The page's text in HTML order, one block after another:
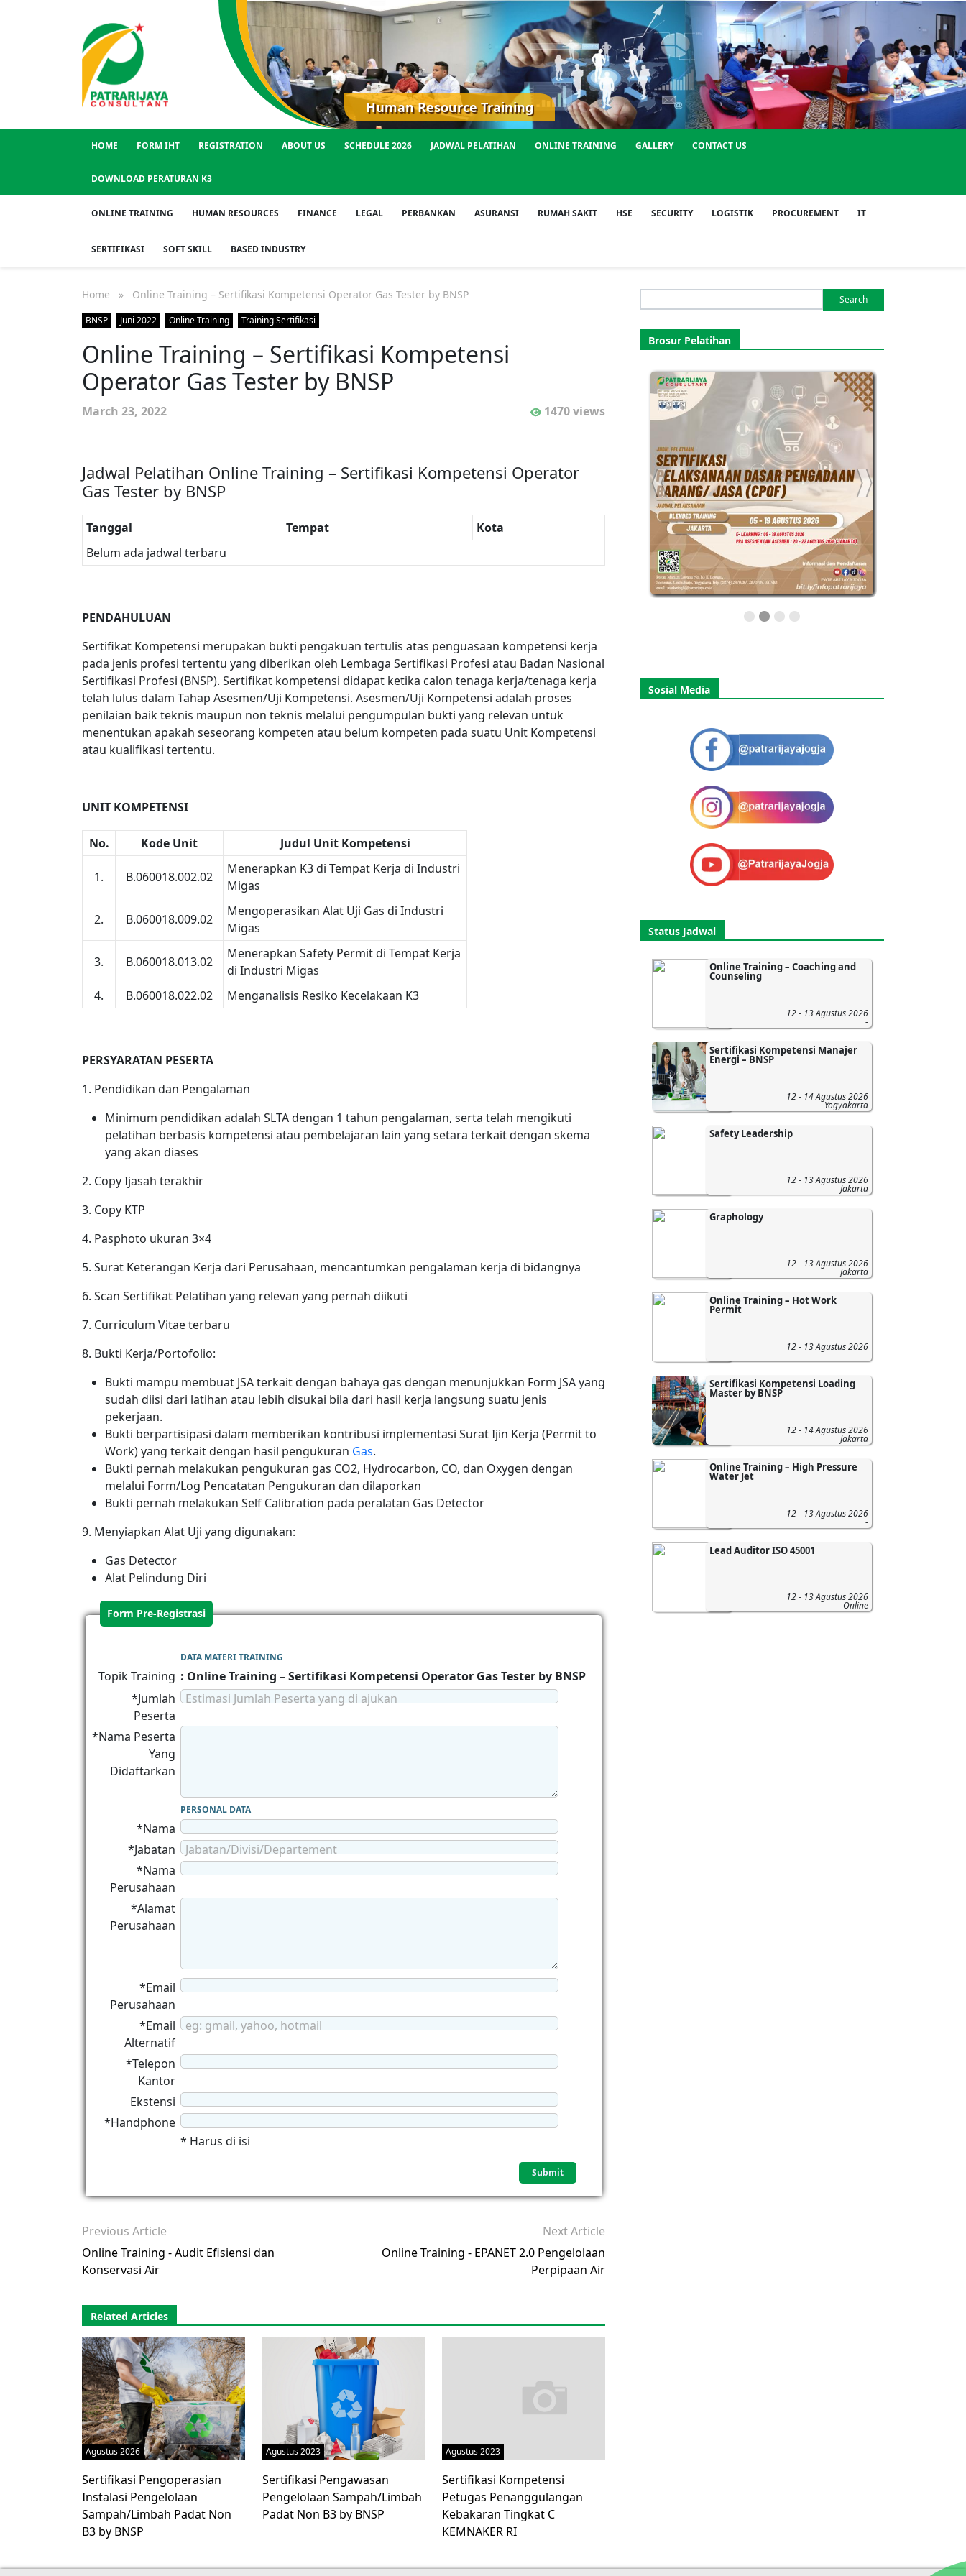
Human Resource Training
HOME FORM IHT REGISTRATION ABOUT US SCHEDULE 2026 JADWAL PELATIHAN ONLINE TRAINING GALLERY CONTACT US
DOWNLOAD PERATURAN K3
ONLINE TRAINING HUMAN RESOURCES FINANCE LEGAL PERBANKAN ASURANSI RUMAH SAKIT HSE SECURITY LOGISTIK PROCUREMENT IT
SERTIFIKASI SOFT SKILL BASED INDUSTRY
Home » Online Training – Sertifikasi Kompetensi Operator Gas Tester by BNSP
BNSP Juni 2022 Online Training Training Sertifikasi
Online Training – Sertifikasi Kompetensi
Operator Gas Tester by BNSP
March 23, 2022 1470 views
Jadwal Pelatihan Online Training – Sertifikasi Kompetensi Operator
Gas Tester by BNSP
Tanggal Tempat
Kota
Belum ada jadwal terbaru
PENDAHULUAN
Sertifikat Kompetensi merupakan bukti pengakuan tertulis atas penguasaan kompetensi kerja
pada jenis profesi tertentu yang diberikan oleh Lembaga Sertifikasi Profesi atau Badan Nasional
Sertifikasi Profesi (BNSP). Sertifikat kompetensi didapat ketika calon tenaga kerja/tenaga kerja
telah lulus dalam Tahap Asesmen/Uji Kompetensi. Asesmen/Uji Kompetensi adalah proses
penilaian baik teknis maupun non teknis melalui pengumpulan bukti yang relevan untuk
menentukan apakah seseorang kompeten atau belum kompeten pada suatu Unit Kompetensi
atau kualifikasi tertentu.
UNIT KOMPETENSI
No. Kode Unit Judul Unit Kompetensi
1. B.060018.002.02
Menerapkan K3 di Tempat Kerja di Industri
Migas
2. B.060018.009.02
Mengoperasikan Alat Uji Gas di Industri
Migas
3. B.060018.013.02
Menerapkan Safety Permit di Tempat Kerja
di Industri Migas
4.
B.060018.022.02 Menganalisis Resiko Kecelakaan K3
PERSYARATAN PESERTA
1. Pendidikan dan Pengalaman
Minimum pendidikan adalah SLTA dengan 1 tahun pengalaman, serta telah mengikuti
pelatihan berbasis kompetensi atau pembelajaran lain yang setara terkait dengan skema
yang akan diases
2. Copy Ijasah terakhir
3. Copy KTP
4. Pasphoto ukuran 3×4
5. Surat Keterangan Kerja dari Perusahaan, mencantumkan pengalaman kerja di bidangnya
6. Scan Sertifikat Pelatihan yang relevan yang pernah diikuti
7. Curriculum Vitae terbaru
8. Bukti Kerja/Portofolio:
Bukti mampu membuat JSA terkait dengan bahaya gas dengan menunjukkan Form JSA yang
sudah diisi dari latihan atau lebih disukai bila dari hasil kerja langsung suatu jenis
pekerjaan.
Bukti berpartisipasi dalam memberikan kontribusi implementasi Surat Ijin Kerja (Permit to
Work) yang terkait dengan hasil pengukuran Gas.
Bukti pernah melakukan pengukuran gas CO2, Hydrocarbon, CO, dan Oxygen dengan
melalui Form/Log Pencatatan Pengukuran dan dilaporkan
Bukti pernah melakukan Self Calibration pada peralatan Gas Detector
9. Menyiapkan Alat Uji yang digunakan:
Gas Detector
Alat Pelindung Diri
Form Pre-Registrasi
DATA MATERI TRAINING
Topik Training : Online Training – Sertifikasi Kompetensi Operator Gas Tester by BNSP
*Jumlah
Peserta
Estimasi Jumlah Peserta yang di ajukan
*Nama Peserta
Yang
Didaftarkan
PERSONAL DATA
*Nama
*Jabatan
Jabatan/Divisi/Departement
*Nama
Perusahaan
*Alamat
Perusahaan
*Email
Perusahaan
*Email
Alternatif
eg: gmail, yahoo, hotmail
*Telepon
Kantor
Ekstensi
*Handphone
* Harus di isi
Previous Article
Online Training - Audit Efisiensi dan
Konservasi Air
Next Article
Online Training - EPANET 2.0 Pengelolaan
Perpipaan Air
Related Articles
Agustus 2026
Sertifikasi Pengoperasian
Instalasi Pengelolaan
Sampah/Limbah Padat Non
B3 by BNSP
Agustus 2023
Sertifikasi Pengawasan
Pengelolaan Sampah/Limbah
Padat Non B3 by BNSP
Agustus 2023
Sertifikasi Kompetensi
Petugas Penanggulangan
Kebakaran Tingkat C
KEMNAKER RI
for:
Brosur Pelatihan
Sosial Media
Status Jadwal
Online Training – Coaching and
Counseling
12 - 13 Agustus 2026
-
Sertifikasi Kompetensi Manajer
Energi – BNSP
12 - 14 Agustus 2026
Yogyakarta
Safety Leadership
12 - 13 Agustus 2026
Jakarta
Graphology
12 - 13 Agustus 2026
Jakarta
Online Training – Hot Work
Permit
12 - 13 Agustus 2026
-
Sertifikasi Kompetensi Loading
Master by BNSP
12 - 14 Agustus 2026
Jakarta
Online Training – High Pressure
Water Jet
12 - 13 Agustus 2026
-
Lead Auditor ISO 45001
12 - 13 Agustus 2026
Online